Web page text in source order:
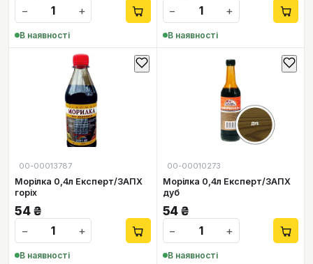
−
+
В наявності
−
+
В наявності
00-00013787
Морілка 0,4л Експерт/ЗАПХ
горіх
54₴
−
+
В наявності
00-00010273
Морілка 0,4л Експерт/ЗАПХ
дуб
54₴
−
+
В наявності